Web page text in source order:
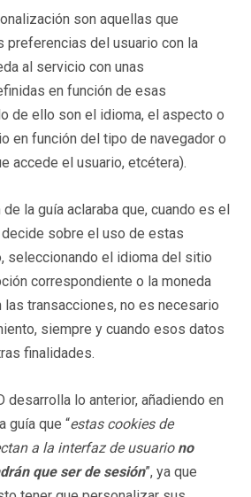
son aquellas que
preferencias del usuario con la
al servicio con unas
en función de esas
de ello son el idioma, el aspecto o
en función del tipo de navegador o
accede el usuario, etcétera).
la guía aclaraba que, cuando es el
sobre el uso de estas
seleccionando el idioma del sitio
correspondiente o la moneda
transacciones, no es necesario
siempre y cuando esos datos
finalidades.
desarrolla lo anterior, añadiendo en
guía que “estas cookies de
a la interfaz de usuario no
que ser de sesión”, ya que